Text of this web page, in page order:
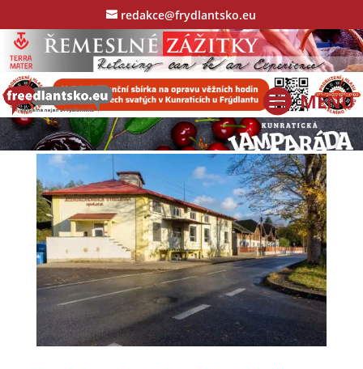
redakce@frydlantsko.eu